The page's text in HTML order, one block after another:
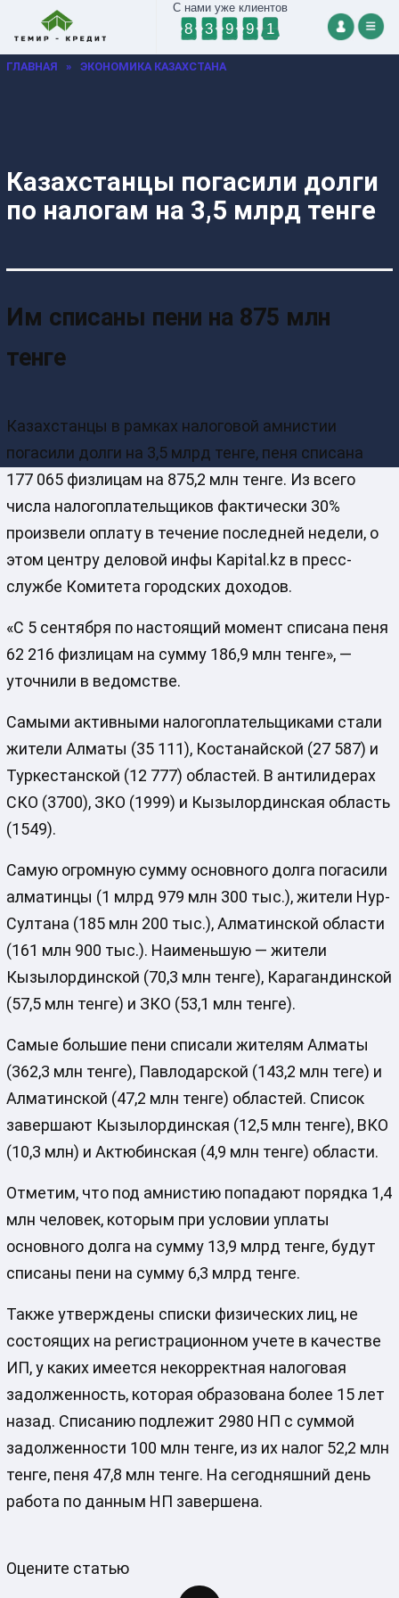
С нами уже клиентов
8 3 9 9 1
ГЛАВНАЯ » ЭКОНОМИКА КАЗАХСТАНА
Казахстанцы погасили долги
по налогам на 3,5 млрд тенге
Им списаны пени на 875 млн
тенге
Казахстанцы в рамках налоговой амнистии
погасили долги на 3,5 млрд тенге, пеня списана
177 065 физлицам на 875,2 млн тенге. Из всего
числа налогоплательщиков фактически 30%
произвели оплату в течение последней недели, о
этом центру деловой инфы Kapital.kz в пресс-
службе Комитета городских доходов.
«С 5 сентября по настоящий момент списана пеня
62 216 физлицам на сумму 186,9 млн тенге», —
уточнили в ведомстве.
Самыми активными налогоплательщиками стали
жители Алматы (35 111), Костанайской (27 587) и
Туркестанской (12 777) областей. В антилидерах
СКО (3700), ЗКО (1999) и Кызылординская область
(1549).
Самую огромную сумму основного долга погасили
алматинцы (1 млрд 979 млн 300 тыс.), жители Нур-
Султана (185 млн 200 тыс.), Алматинской области
(161 млн 900 тыс.). Наименьшую — жители
Кызылординской (70,3 млн тенге), Карагандинской
(57,5 млн тенге) и ЗКО (53,1 млн тенге).
Самые большие пени списали жителям Алматы
(362,3 млн тенге), Павлодарской (143,2 млн теге) и
Алматинской (47,2 млн тенге) областей. Список
завершают Кызылординская (12,5 млн тенге), ВКО
(10,3 млн) и Актюбинская (4,9 млн тенге) области.
Отметим, что под амнистию попадают порядка 1,4
млн человек, которым при условии уплаты
основного долга на сумму 13,9 млрд тенге, будут
списаны пени на сумму 6,3 млрд тенге.
Также утверждены списки физических лиц, не
состоящих на регистрационном учете в качестве
ИП, у каких имеется некорректная налоговая
задолженность, которая образована более 15 лет
назад. Списанию подлежит 2980 НП с суммой
задолженности 100 млн тенге, из их налог 52,2 млн
тенге, пеня 47,8 млн тенге. На сегодняшний день
работа по данным НП завершена.
Оцените статью